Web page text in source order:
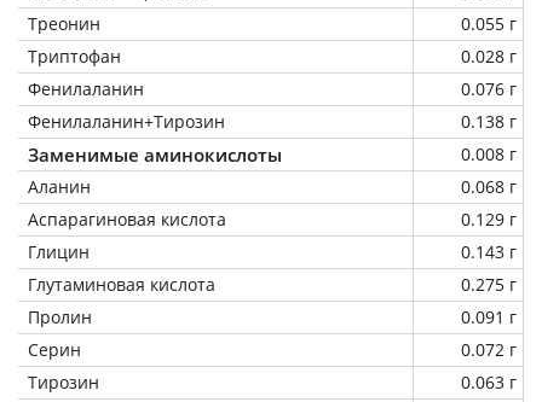
Треонин
0.055 г
Триптофан
0.028 г
Фенилаланин
0.076 г
Фенилаланин+Тирозин
0.138 г
Заменимые аминокислоты
0.008 г
Аланин
0.068 г
Аспарагиновая кислота
0.129 г
Глицин
0.143 г
Глутаминовая кислота
0.275 г
Пролин
0.091 г
Серин
0.072 г
Тирозин
0.063 г